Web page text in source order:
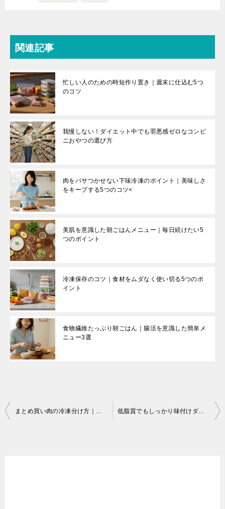
関連記事
忙しい人のための時短作り置き｜週末に仕込む5つ
のコツ
我慢しない！ダイエット中でも罪悪感ゼロなコンビ
ニおやつの選び方
肉をパサつかせない下味冷凍のポイント｜美味しさ
をキープする5つのコツ<
美肌を意識した朝ごはんメニュー｜毎日続けたい5
つのポイント
冷凍保存のコツ｜食材をムダなく使い切る5つのポ
イント
食物繊維たっぷり朝ごはん｜腸活を意識した簡単メ
ニュー3選
投